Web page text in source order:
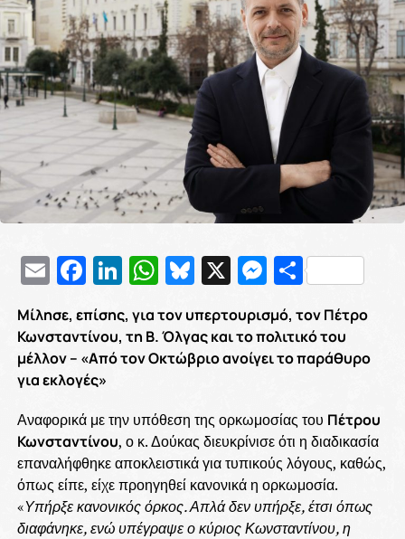
EmailFacebook
LinkedIn
WhatsApp
Bluesky
X
Μίλησε, επίσης, για τον υπερτουρισμό, τον Πέτρο
Κωνσταντίνου, τη Β. Όλγας και το πολιτικό του
μέλλον – «Από τον Οκτώβριο ανοίγει το παράθυρο
για εκλογές»
Αναφορικά με την υπόθεση της ορκωμοσίας του Πέτρου
Κωνσταντίνου, ο κ. Δούκας διευκρίνισε ότι η διαδικασία
επαναλήφθηκε αποκλειστικά για τυπικούς λόγους, καθώς,
όπως είπε, είχε προηγηθεί κανονικά η ορκωμοσία.
«Υπήρξε κανονικός όρκος. Απλά δεν υπήρξε, έτσι όπως
διαφάνηκε, ενώ υπέγραψε ο κύριος Κωνσταντίνου, η